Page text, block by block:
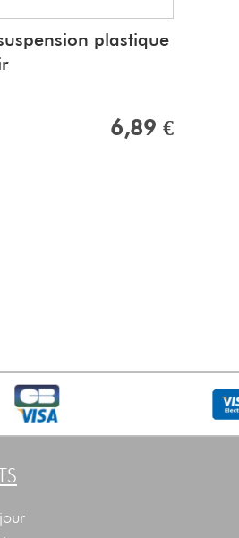
plastique
6,89 €